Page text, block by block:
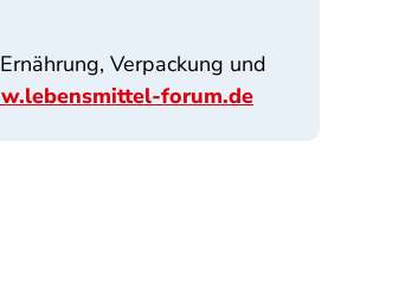
Verpackung und
forum.de